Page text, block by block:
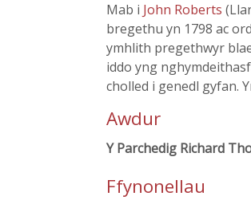
Mab i John Roberts
bregethu yn 1798 ac
ymhlith pregethwyr
iddo yng
cholled i genedl gyfan.
Awdur
Y Parchedig Richard
Ffynonellau